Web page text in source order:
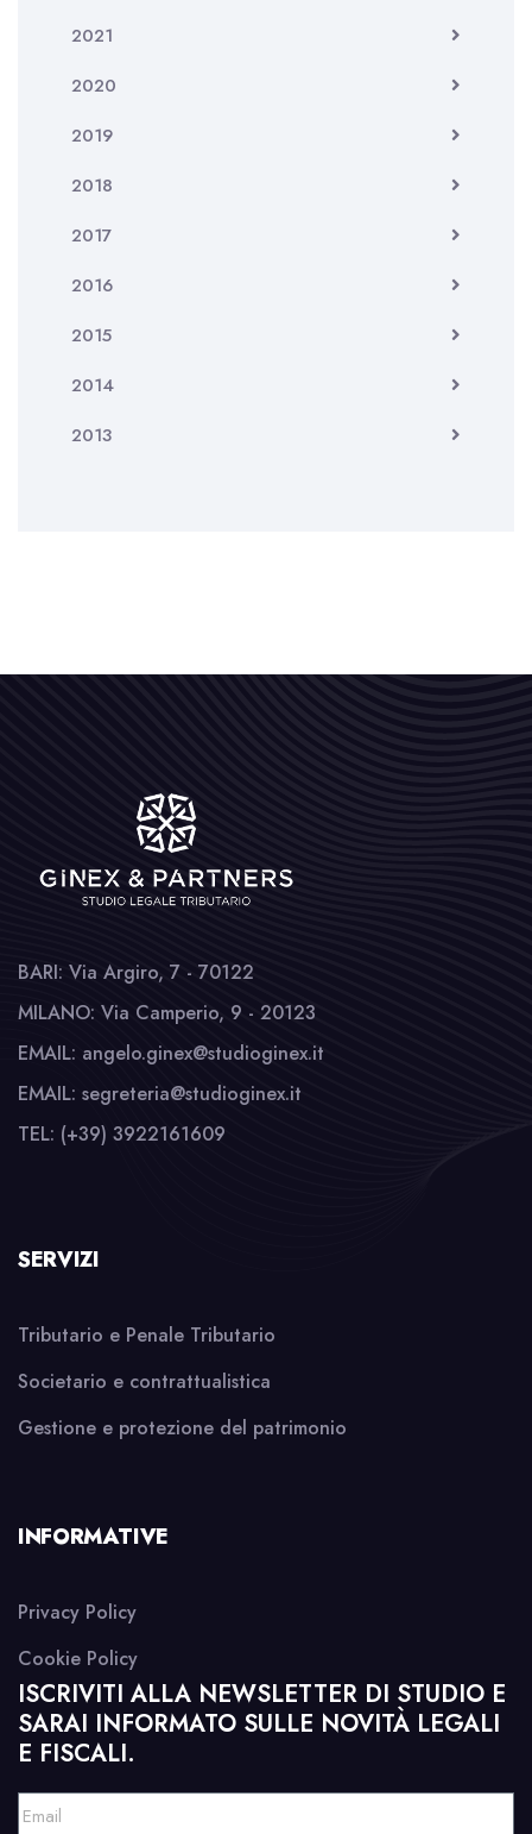
2021
2020
2019
2018
2017
2016
2015
2014
2013
BARI: Via Argiro, 7 - 70122
MILANO: Via Camperio, 9 - 20123
EMAIL: angelo.ginex@studioginex.it
EMAIL: segreteria@studioginex.it
TEL: (+39) 3922161609
SERVIZI
Tributario e Penale Tributario
Societario e contrattualistica
Gestione e protezione del patrimonio
INFORMATIVE
Privacy Policy
Cookie Policy
ISCRIVITI ALLA NEWSLETTER DI STUDIO E
SARAI INFORMATO SULLE NOVITÀ LEGALI
E FISCALI.